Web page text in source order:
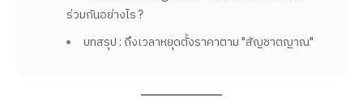
ร่วมกันอย่างไร ?
บทสรุป : ถึงเวลาหยุดตั้งราคาตาม "สัญชาตญาณ"